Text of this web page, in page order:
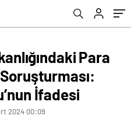
Para
İfadesi
2024 00:09